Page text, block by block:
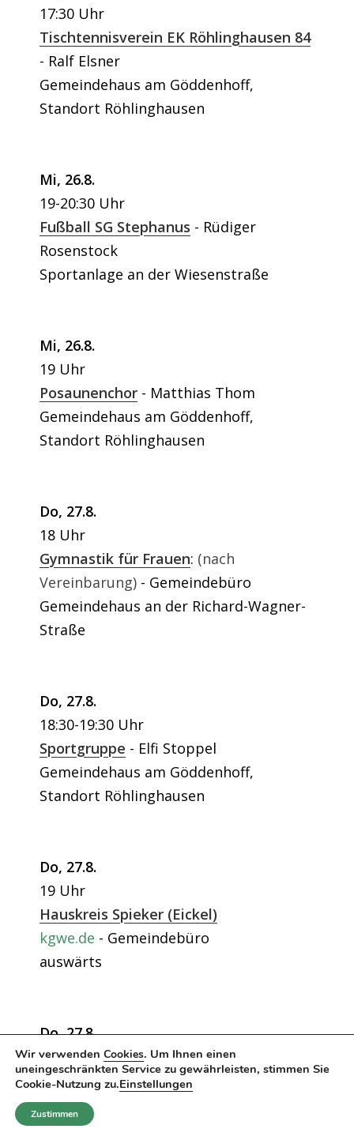
17:30 Uhr
Tischtennisverein EK Röhlinghausen 84
Ralf Elsner
Gemeindehaus am Göddenhoff,
Standort Röhlinghausen
Mi, 26.8.
19-20:30 Uhr
Fußball SG Stephanus
Rüdiger
Rosenstock
Sportanlage an der Wiesenstraße
Mi, 26.8.
19 Uhr
Posaunenchor
Matthias Thom
Gemeindehaus am Göddenhoff,
Standort Röhlinghausen
Do, 27.8.
18 Uhr
Gymnastik für Frauen: (nach
Vereinbarung)
Gemeindebüro
Gemeindehaus an der Richard-Wagner-
Straße
Do, 27.8.
18:30-19:30 Uhr
Sportgruppe
Elfi Stoppel
Gemeindehaus am Göddenhoff,
Standort Röhlinghausen
Do, 27.8.
19 Uhr
Hauskreis Spieker (Eickel)
kgwe.de
Gemeindebüro
auswärts
Do, 27.8.
19:30 Uhr
Hauskreis Popp (in Eickel)
Gemeindebüro
auswärts
Wir verwenden Cookies. Um Ihnen einen
uneingeschränkten Service zu gewährleisten, stimmen Sie
Cookie-Nutzung zu.Einstellungen
Zustimmen